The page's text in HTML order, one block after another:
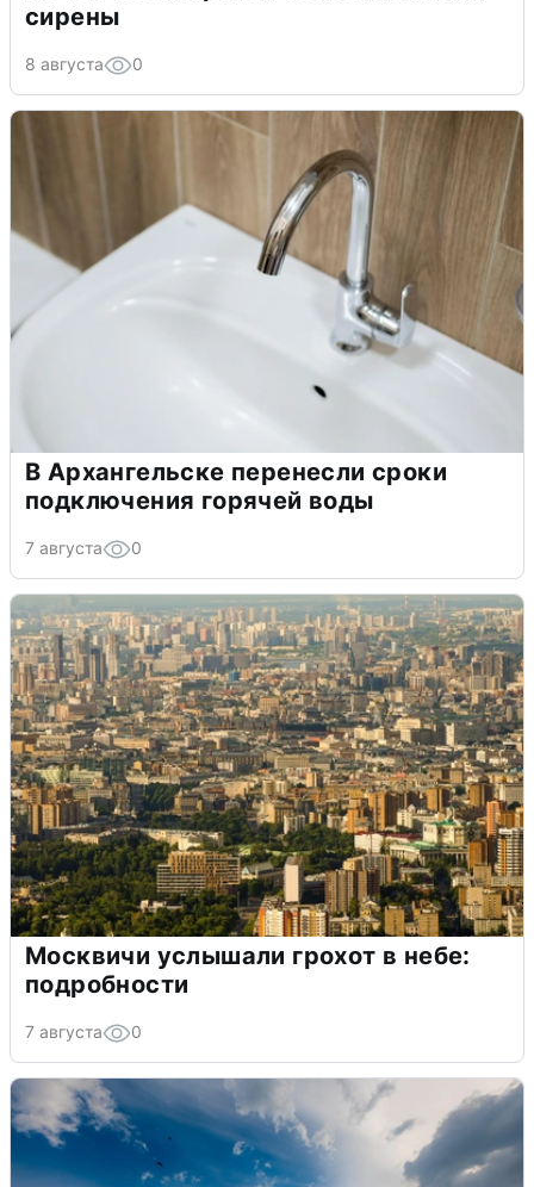
сирены
8 августа 0
В Архангельске перенесли сроки
подключения горячей воды
7 августа 0
Москвичи услышали грохот в небе:
подробности
7 августа 0